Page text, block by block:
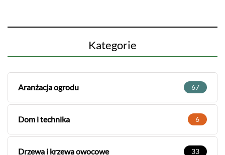
Kategorie
Aranżacja ogrodu 67
Dom i technika 6
Drzewa i krzewa owocowe 33